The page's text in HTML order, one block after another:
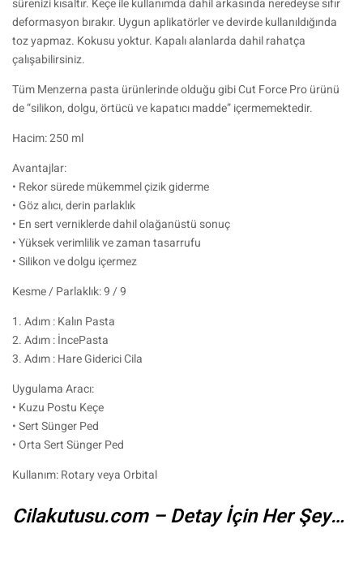
sürenizi kısaltır. Keçe ile kullanımda dahil arkasında neredeyse sıfır
deformasyon bırakır. Uygun aplikatörler ve devirde kullanıldığında
toz yapmaz. Kokusu yoktur. Kapalı alanlarda dahil rahatça
çalışabilirsiniz.
Tüm Menzerna pasta ürünlerinde olduğu gibi Cut Force Pro ürünü
de “silikon, dolgu, örtücü ve kapatıcı madde” içermemektedir.
Hacim: 250 ml
Avantajlar:
• Rekor sürede mükemmel çizik giderme
• Göz alıcı, derin parlaklık
• En sert verniklerde dahil olağanüstü sonuç
• Yüksek verimlilik ve zaman tasarrufu
• Silikon ve dolgu içermez
Kesme / Parlaklık: 9 / 9
1. Adım : Kalın Pasta
2. Adım : İncePasta
3. Adım : Hare Giderici Cila
Uygulama Aracı:
• Kuzu Postu Keçe
• Sert Sünger Ped
• Orta Sert Sünger Ped
Kullanım: Rotary veya Orbital
Cilakutusu.com – Detay İçin Her Şey…